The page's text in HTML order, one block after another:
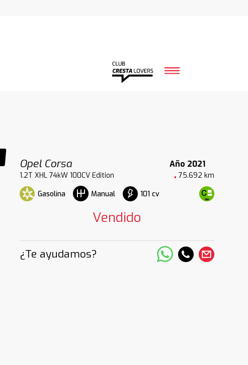
Opel Corsa
Año 2021
1.2T XHL 74kW 100CV Edition
75.692 km
Gasolina
Manual 101 cv
Vendido
¿Te ayudamos?